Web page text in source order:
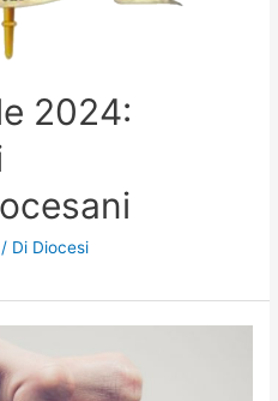
2024:
/ Di Diocesi